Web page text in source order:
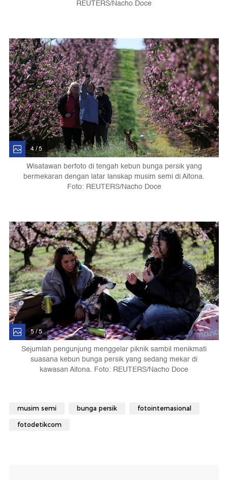
REUTERS/Nacho Doce
4 / 5
Wisatawan berfoto di tengah kebun bunga persik yang
bermekaran dengan latar lanskap musim semi di Aitona.
Foto: REUTERS/Nacho Doce
5 / 5
Sejumlah pengunjung menggelar piknik sambil menikmati
suasana kebun bunga persik yang sedang mekar di
kawasan Aitona. Foto: REUTERS/Nacho Doce
musim semi bunga persik fotointernasional
fotodetikcom